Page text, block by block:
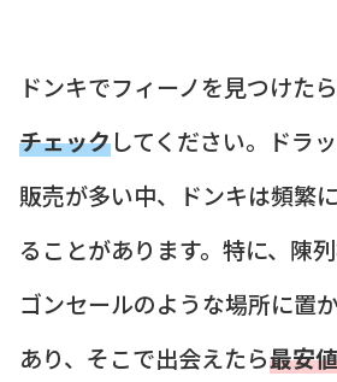
ドンキでフィーノを見つけた
チェックしてください。ドラ
販売が多い中、ドンキは頻繁
ることがあります。特に、陳
ゴンセールのような場所に置
あり、そこで出会えたら最安